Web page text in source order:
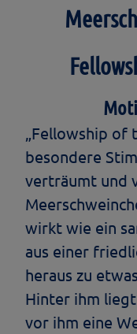
„Fellowship of
besondere
verträumt und
wirkt wie ein
aus einer
heraus zu
Hinter ihm liegt
vor ihm eine